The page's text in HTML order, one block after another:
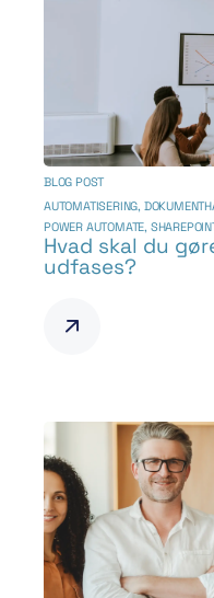
BLOG POST
AUTOMATISERING,
POWER AUTOMATE,
Hvad skal du
udfases?